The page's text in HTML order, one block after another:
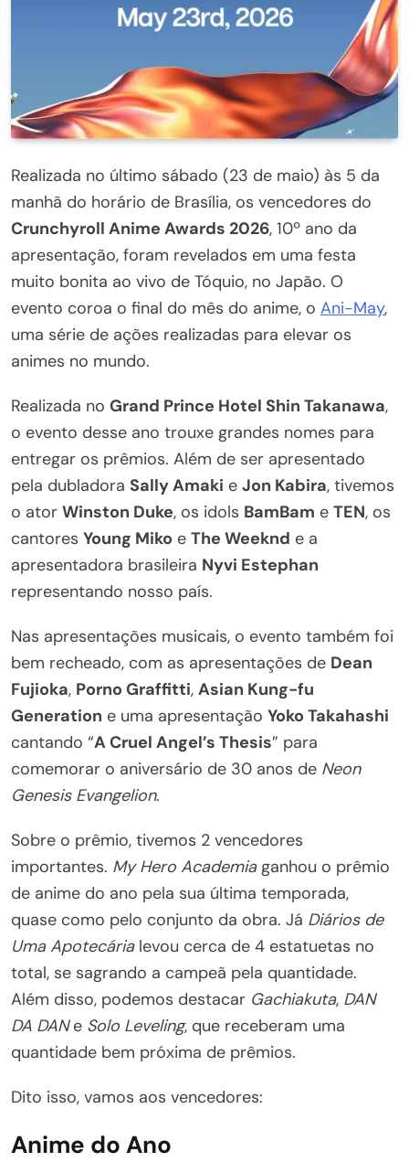
Realizada no último sábado (23 de maio) às 5 da
manhã do horário de Brasília, os vencedores do
Crunchyroll Anime Awards 2026, 10º ano da
apresentação, foram revelados em uma festa
muito bonita ao vivo de Tóquio, no Japão. O
evento coroa o final do mês do anime, o Ani-May,
uma série de ações realizadas para elevar os
animes no mundo.
Realizada no Grand Prince Hotel Shin Takanawa,
o evento desse ano trouxe grandes nomes para
entregar os prêmios. Além de ser apresentado
pela dubladora Sally Amaki e Jon Kabira, tivemos
o ator Winston Duke, os idols BamBam e TEN, os
cantores Young Miko e The Weeknd e a
apresentadora brasileira Nyvi Estephan
representando nosso país.
Nas apresentações musicais, o evento também foi
bem recheado, com as apresentações de Dean
Fujioka, Porno Graffitti, Asian Kung-fu
Generation e uma apresentação Yoko Takahashi
cantando “A Cruel Angel’s Thesis” para
comemorar o aniversário de 30 anos de Neon
Genesis Evangelion.
Sobre o prêmio, tivemos 2 vencedores
importantes. My Hero Academiaganhou o prêmio
de anime do ano pela sua última temporada,
quase como pelo conjunto da obra. Já Diários de
Uma Apotecárialevou cerca de 4 estatuetas no
total, se sagrando a campeã pela quantidade.
Além disso, podemos destacar Gachiakuta, DAN
DA DANe Solo Leveling, que receberam uma
quantidade bem próxima de prêmios.
Dito isso, vamos aos vencedores:
Anime do Ano